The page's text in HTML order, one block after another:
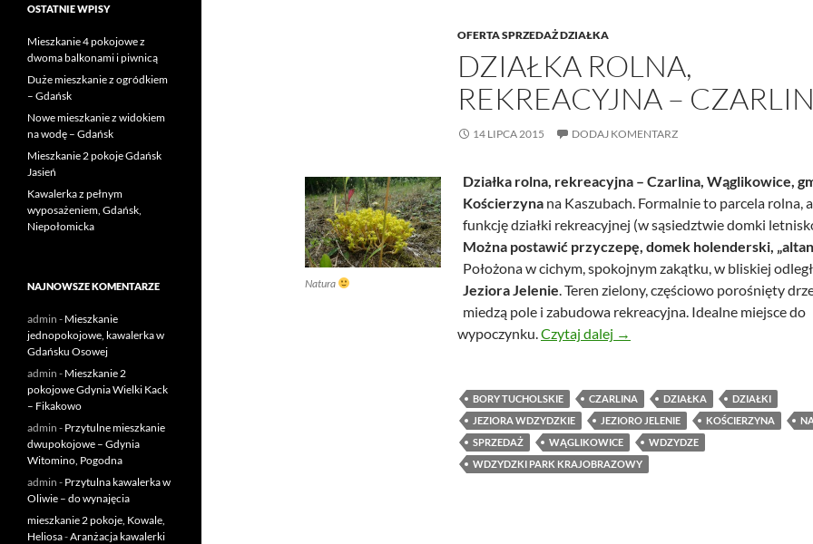
OFERTA SPRZEDAŻ DZIAŁKA
DZIAŁKA ROLNA,
REKREACYJNA –
14 LIPCA 2015 DODAJ KOMENTARZ
Natura
Działka rolna, rekreacyjna – Czarlina, Wąglikowice,
Kościerzyna na Kaszubach. Formalnie to parcela rolna,
funkcję działki rekreacyjnej (w sąsiedztwie domki
Można postawić przyczepę, domek holenderski,
Położona w cichym, spokojnym zakątku, w bliskiej
Jeziora Jelenie. Teren zielony, częściowo porośnięty
miedzą pole i zabudowa rekreacyjna. Idealne miejsce do
wypoczynku.Czytaj dalej Działka rolna, rekreacyjna –
→
BORY TUCHOLSKIE CZARLINA DZIAŁKA
DZIAŁKI
JEZIORA WDZYDZKIE
JEZIORO JELENIE KOŚCIERZYNA
SPRZEDAŻ
WĄGLIKOWICE
WDZYDZE
WDZYDZKI PARK KRAJOBRAZOWY
OSTATNIE WPISY
Mieszkanie 4 pokojowe z
dwoma balkonami i piwnicą
Duże mieszkanie z ogródkiem
– Gdańsk
Nowe mieszkanie z widokiem
na wodę – Gdańsk
Mieszkanie 2 pokoje Gdańsk
Jasień
Kawalerka z pełnym
wyposażeniem, Gdańsk,
Niepołomicka
NAJNOWSZE KOMENTARZE
admin - Mieszkanie
jednopokojowe, kawalerka w
Gdańsku Osowej
admin - Mieszkanie 2
pokojowe Gdynia Wielki Kack
– Fikakowo
admin - Przytulne mieszkanie
dwupokojowe – Gdynia
Witomino, Pogodna
admin - Przytulna kawalerka w
Oliwie – do wynajęcia
mieszkanie 2 pokoje, Kowale,
Heliosa-Aranżacja kawalerki